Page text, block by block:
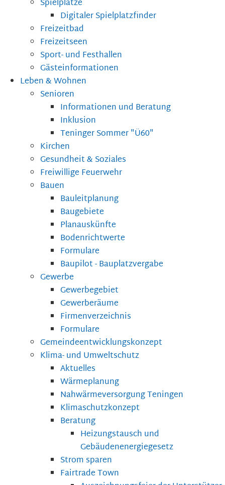
Spielplätze
Digitaler Spielplatzfinder
Freizeitbad
Freizeitseen
Sport- und Festhallen
Gästeinformationen
Leben & Wohnen
Senioren
Informationen und Beratung
Inklusion
Teninger Sommer "Ü60"
Kirchen
Gesundheit & Soziales
Freiwillige Feuerwehr
Bauen
Bauleitplanung
Baugebiete
Planauskünfte
Bodenrichtwerte
Formulare
Baupilot - Bauplatzvergabe
Gewerbe
Gewerbegebiet
Gewerberäume
Firmenverzeichnis
Formulare
Gemeindeentwicklungskonzept
Klima- und Umweltschutz
Aktuelles
Wärmeplanung
Nahwärmeversorgung Teningen
Klimaschutzkonzept
Beratung
Heizungstausch und
Gebäudenenergiegesetz
Strom sparen
Fairtrade Town